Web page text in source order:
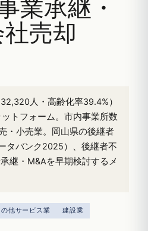
業承継・
売却
人・高齢化率39.4%）
トフォーム。市内事業所数
・小売業。岡山県の後継者
タバンク2025）、後継者不
継・M&Aを早期検討するメ
の他サービス業 建設業